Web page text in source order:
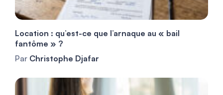
Location : qu’est-ce que l’arnaque au « bail
fantôme » ?
Par Christophe Djafar